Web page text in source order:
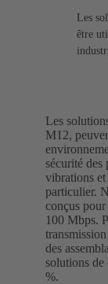
Les
être
Les
M12,
sécurité des
vibrations
particulier.
conçus
100 Mbps.
des
solutions de
%.